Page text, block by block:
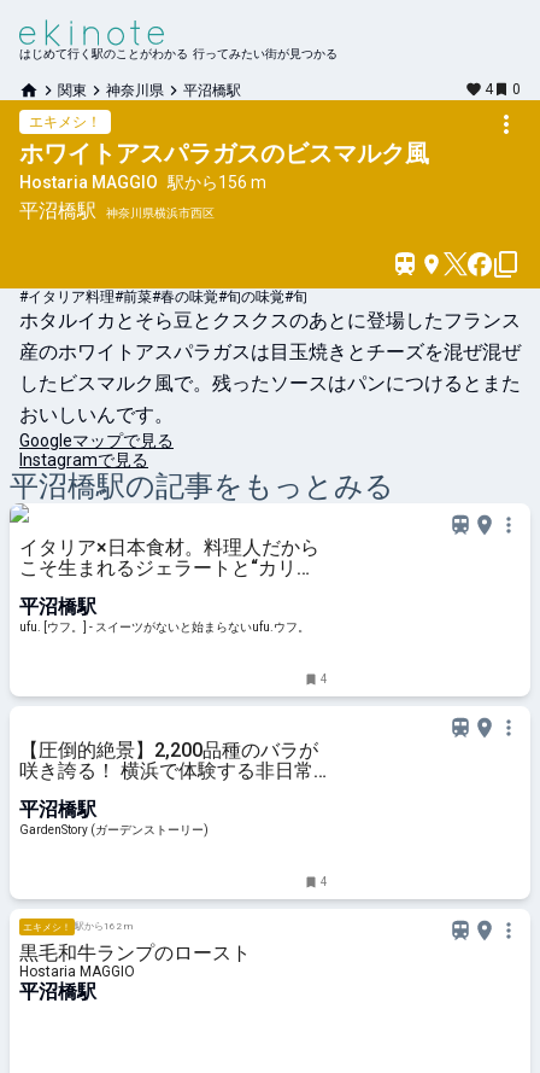
はじめて行く駅のことがわかる 行ってみたい街が見つかる
関東 神奈川県 平沼橋駅 4
0
エキメシ！
ホワイトアスパラガスのビスマルク風
Hostaria MAGGIO 駅から156 m
平沼橋駅 神奈川県横浜市西区
#イタリア料理#前菜#春の味覚#旬の味覚#旬
ホタルイカとそら豆とクスクスのあとに登場したフランス
産のホワイトアスパラガスは目玉焼きとチーズを混ぜ混ぜ
したビスマルク風で。残ったソースはパンにつけるとまた
おいしいんです。
Googleマップで見る
Instagramで見る
平沼橋駅の記事をもっとみる
イタリア×日本食材。料理人だから
こそ生まれるジェラートと“カリじ
「è più（エピュウ）」（横浜） -
ufu. [ウフ。]
平沼橋駅
ufu. [ウフ。] - スイーツがないと始まらないufu.ウフ。
4
【圧倒的絶景】2,200品種のバラが
咲き誇る！ 横浜で体験する非日常
平沼橋駅
GardenStory (ガーデンストーリー)
4
エキメシ！ 駅から162 m
黒毛和牛ランプのロースト
Hostaria MAGGIO
平沼橋駅